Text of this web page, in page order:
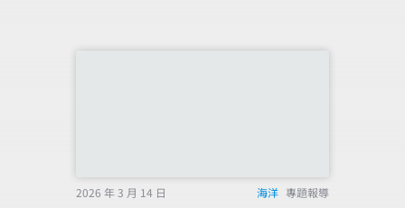
2026 年 3 月 14 日 海洋 專題報導